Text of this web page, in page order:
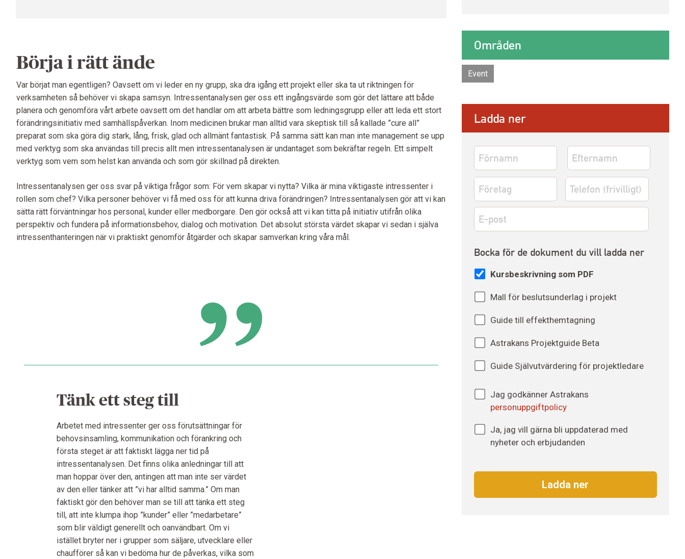
Börja i rätt ände
Var börjat man egentligen? Oavsett om vi leder en ny grupp, ska dra igång ett projekt eller ska ta ut riktningen för
verksamheten så behöver vi skapa samsyn. Intressentanalysen ger oss ett ingångsvärde som gör det lättare att både
planera och genomföra vårt arbete oavsett om det handlar om att arbeta bättre som ledningsgrupp eller att leda ett stort
förändringsinitiativ med samhällspåverkan. Inom medicinen brukar man alltid vara skeptisk till så kallade ”cure all”
preparat som ska göra dig stark, lång, frisk, glad och allmänt fantastisk. På samma sätt kan man inte management se upp
med verktyg som ska användas till precis allt men intressentanalysen är undantaget som bekräftar regeln. Ett simpelt
verktyg som vem som helst kan använda och som gör skillnad på direkten.
Intressentanalysen ger oss svar på viktiga frågor som: För vem skapar vi nytta? Vilka är mina viktigaste intressenter i
rollen som chef? Vilka personer behöver vi få med oss för att kunna driva förändringen? Intressentanalysen gör att vi kan
sätta rätt förväntningar hos personal, kunder eller medborgare. Den gör också att vi kan titta på initiativ utifrån olika
perspektiv och fundera på informationsbehov, dialog och motivation. Det absolut största värdet skapar vi sedan i själva
intressenthanteringen när vi praktiskt genomför åtgärder och skapar samverkan kring våra mål.
Tänk ett steg till
Arbetet med intressenter ger oss förutsättningar för
behovsinsamling, kommunikation och förankring och
första steget är att faktiskt lägga ner tid på
intressentanalysen. Det finns olika anledningar till att
man hoppar över den, antingen att man inte ser värdet
av den eller tänker att ”vi har alltid samma.” Om man
faktiskt gör den behöver man se till att tänka ett steg
till, att inte klumpa ihop ”kunder” eller ”medarbetare”
som blir väldigt generellt och oanvändbart. Om vi
istället bryter ner i grupper som säljare, utvecklare eller
chaufförer så kan vi bedöma hur de påverkas, vilka som
Områden
Event
Ladda ner
Namn
Förnamn Efternamn
Företag * Telefon
E-
post *
Bocka för de dokument du vill ladda ner
Kursbeskrivning som PDF
Mall för beslutsunderlag i projekt
Guide till effekthemtagning
Astrakans Projektguide Beta
Guide Självutvärdering för projektledare
Astrakans
personuppgiftspolicy
*
Jag godkänner Astrakans
personuppgiftpolicy
Nyhetsbrev
Ja, jag vill gärna bli uppdaterad med
nyheter och erbjudanden